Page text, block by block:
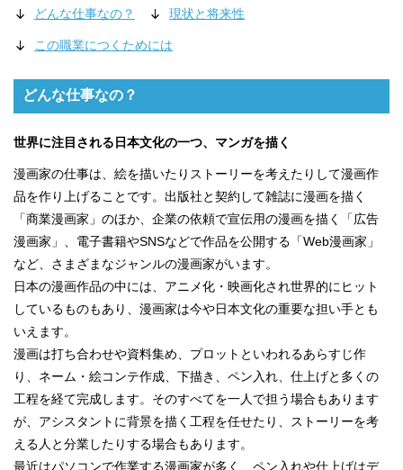
どんな仕事なの？ 現状と将来性
この職業につくためには
どんな仕事なの？
世界に注目される日本文化の一つ、マンガを描く
漫画家の仕事は、絵を描いたりストーリーを考えたりして漫画作
品を作り上げることです。出版社と契約して雑誌に漫画を描く
「商業漫画家」のほか、企業の依頼で宣伝用の漫画を描く「広告
漫画家」、電子書籍やSNSなどで作品を公開する「Web漫画家」
など、さまざまなジャンルの漫画家がいます。
日本の漫画作品の中には、アニメ化・映画化され世界的にヒット
しているものもあり、漫画家は今や日本文化の重要な担い手とも
いえます。
漫画は打ち合わせや資料集め、プロットといわれるあらすじ作
り、ネーム・絵コンテ作成、下描き、ペン入れ、仕上げと多くの
工程を経て完成します。そのすべてを一人で担う場合もあります
が、アシスタントに背景を描く工程を任せたり、ストーリーを考
える人と分業したりする場合もあります。
最近はパソコンで作業する漫画家が多く、ペン入れや仕上げはデ